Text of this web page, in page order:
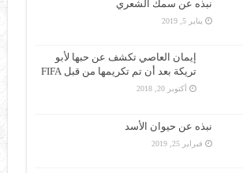
نبذه عن سمك الشعري
يناير 5, 2019
إيمان العاصي تكشف عن حبها لأبو
تريكة بعد أن تم تكريمها من قبل FIFA
أكتوبر 20, 2018
نبذه عن حيوان الأسد
فبراير 25, 2019